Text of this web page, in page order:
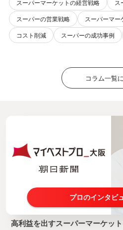
スーパーマーケットの経営戦略
ス
スーパーの営業戦略
スーパーマ
コスト削減
スーパーの成功事例
コラム一覧
プロのインタビ
高利益を出すスーパーマーケッ